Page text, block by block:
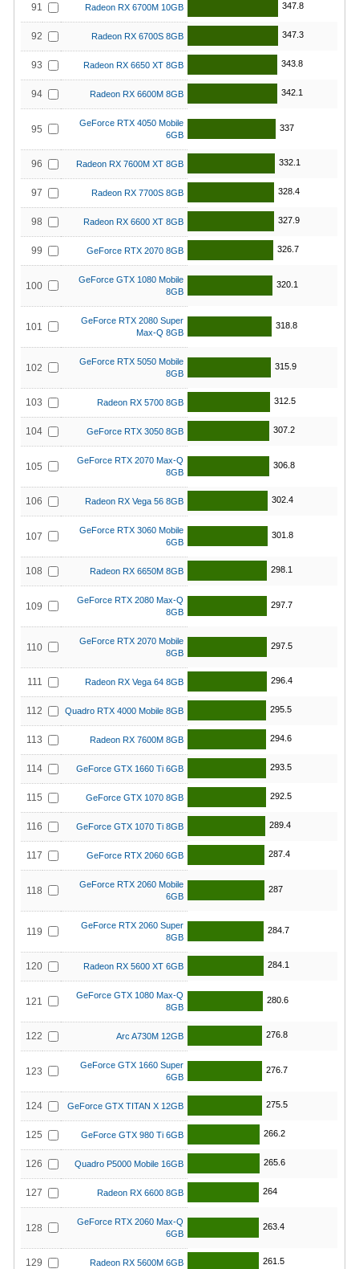
91 Radeon RX 6700M 10GB 347.8
92 Radeon RX 6700S 8GB 347.3
93 Radeon RX 6650 XT 8GB 343.8
94 Radeon RX 6600M 8GB 342.1
95
GeForce RTX 4050 Mobile
6GB
337
96 Radeon RX 7600M XT 8GB 332.1
97 Radeon RX 7700S 8GB 328.4
98 Radeon RX 6600 XT 8GB 327.9
99 GeForce RTX 2070 8GB 326.7
100
GeForce GTX 1080 Mobile
8GB
320.1
101
GeForce RTX 2080 Super
Max-Q 8GB
318.8
102
GeForce RTX 5050 Mobile
8GB
315.9
103 Radeon RX 5700 8GB 312.5
104 GeForce RTX 3050 8GB 307.2
105
GeForce RTX 2070 Max-Q
8GB
306.8
106 Radeon RX Vega 56 8GB 302.4
107
GeForce RTX 3060 Mobile
6GB
301.8
108 Radeon RX 6650M 8GB 298.1
109
GeForce RTX 2080 Max-Q
8GB
297.7
110
GeForce RTX 2070 Mobile
8GB
297.5
111 Radeon RX Vega 64 8GB 296.4
112 Quadro RTX 4000 Mobile 8GB 295.5
113 Radeon RX 7600M 8GB 294.6
114 GeForce GTX 1660 Ti 6GB 293.5
115 GeForce GTX 1070 8GB 292.5
116 GeForce GTX 1070 Ti 8GB 289.4
117 GeForce RTX 2060 6GB 287.4
118
GeForce RTX 2060 Mobile
6GB
287
119
GeForce RTX 2060 Super
8GB
284.7
120 Radeon RX 5600 XT 6GB 284.1
121
GeForce GTX 1080 Max-Q
8GB
280.6
122 Arc A730M 12GB 276.8
123
GeForce GTX 1660 Super
6GB
276.7
124 GeForce GTX TITAN X 12GB 275.5
125 GeForce GTX 980 Ti 6GB 266.2
126 Quadro P5000 Mobile 16GB 265.6
127 Radeon RX 6600 8GB 264
128
GeForce RTX 2060 Max-Q
6GB
263.4
129 Radeon RX 5600M 6GB 261.5